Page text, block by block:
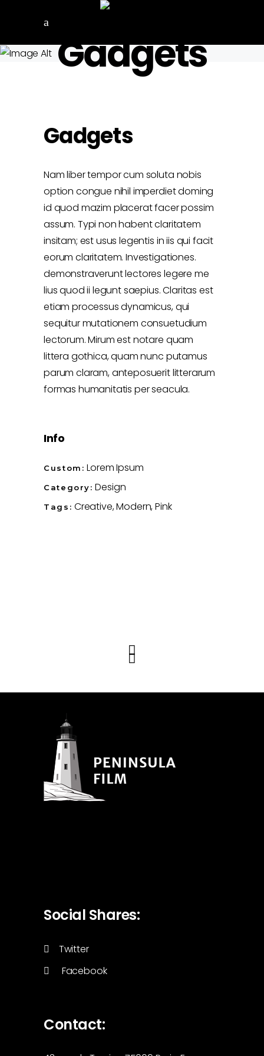
Gadgets
Gadgets
Nam liber tempor cum soluta nobis
option congue nihil imperdiet doming
id quod mazim placerat facer possim
assum. Typi non habent claritatem
insitam; est usus legentis in iis qui facit
eorum claritatem. Investigationes.
demonstraverunt lectores legere me
lius quod ii legunt saepius. Claritas est
etiam processus dynamicus, qui
sequitur mutationem consuetudium
lectorum. Mirum est notare quam
littera gothica, quam nunc putamus
parum claram, anteposuerit litterarum
formas humanitatis per seacula.
Info
Custom: Lorem Ipsum
Category: Design
Tags: Creative Modern Pink
Social Shares:
Twitter
Facebook
Contact: